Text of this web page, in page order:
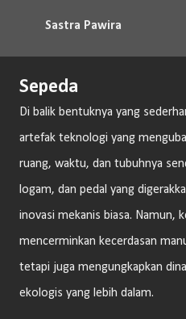
Langsung ke
Sastra Pawira
Sepeda
Di balik bentuknya yang
artefak teknologi yang
ruang, waktu, dan tubuhnya
logam, dan pedal yang
inovasi mekanis biasa. Namun,
mencerminkan kecerdasan
tetapi juga mengungkapkan
ekologis yang lebih dalam.